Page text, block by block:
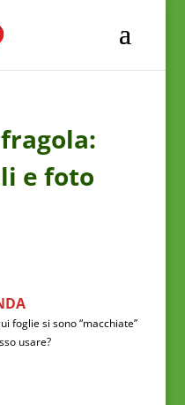
e foto
foglie si sono “macchiate”
usare?